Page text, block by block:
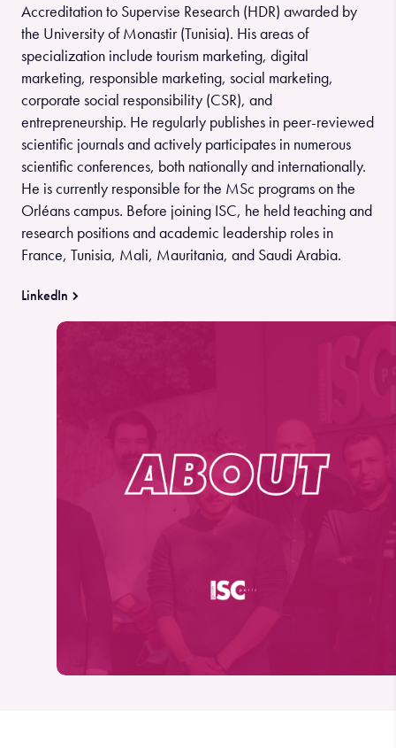
Accreditation to Supervise Research (HDR) awarded by
the University of Monastir (Tunisia). His areas of
specialization include tourism marketing, digital
marketing, responsible marketing, social marketing,
corporate social responsibility (CSR), and
entrepreneurship. He regularly publishes in peer-reviewed
scientific journals and actively participates in numerous
scientific conferences, both nationally and internationally.
He is currently responsible for the MSc programs on the
Orléans campus. Before joining ISC, he held teaching and
research positions and academic leadership roles in
France, Tunisia, Mali, Mauritania, and Saudi Arabia.
LinkedIn